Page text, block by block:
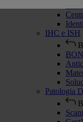
IHC e ISH
Patologia